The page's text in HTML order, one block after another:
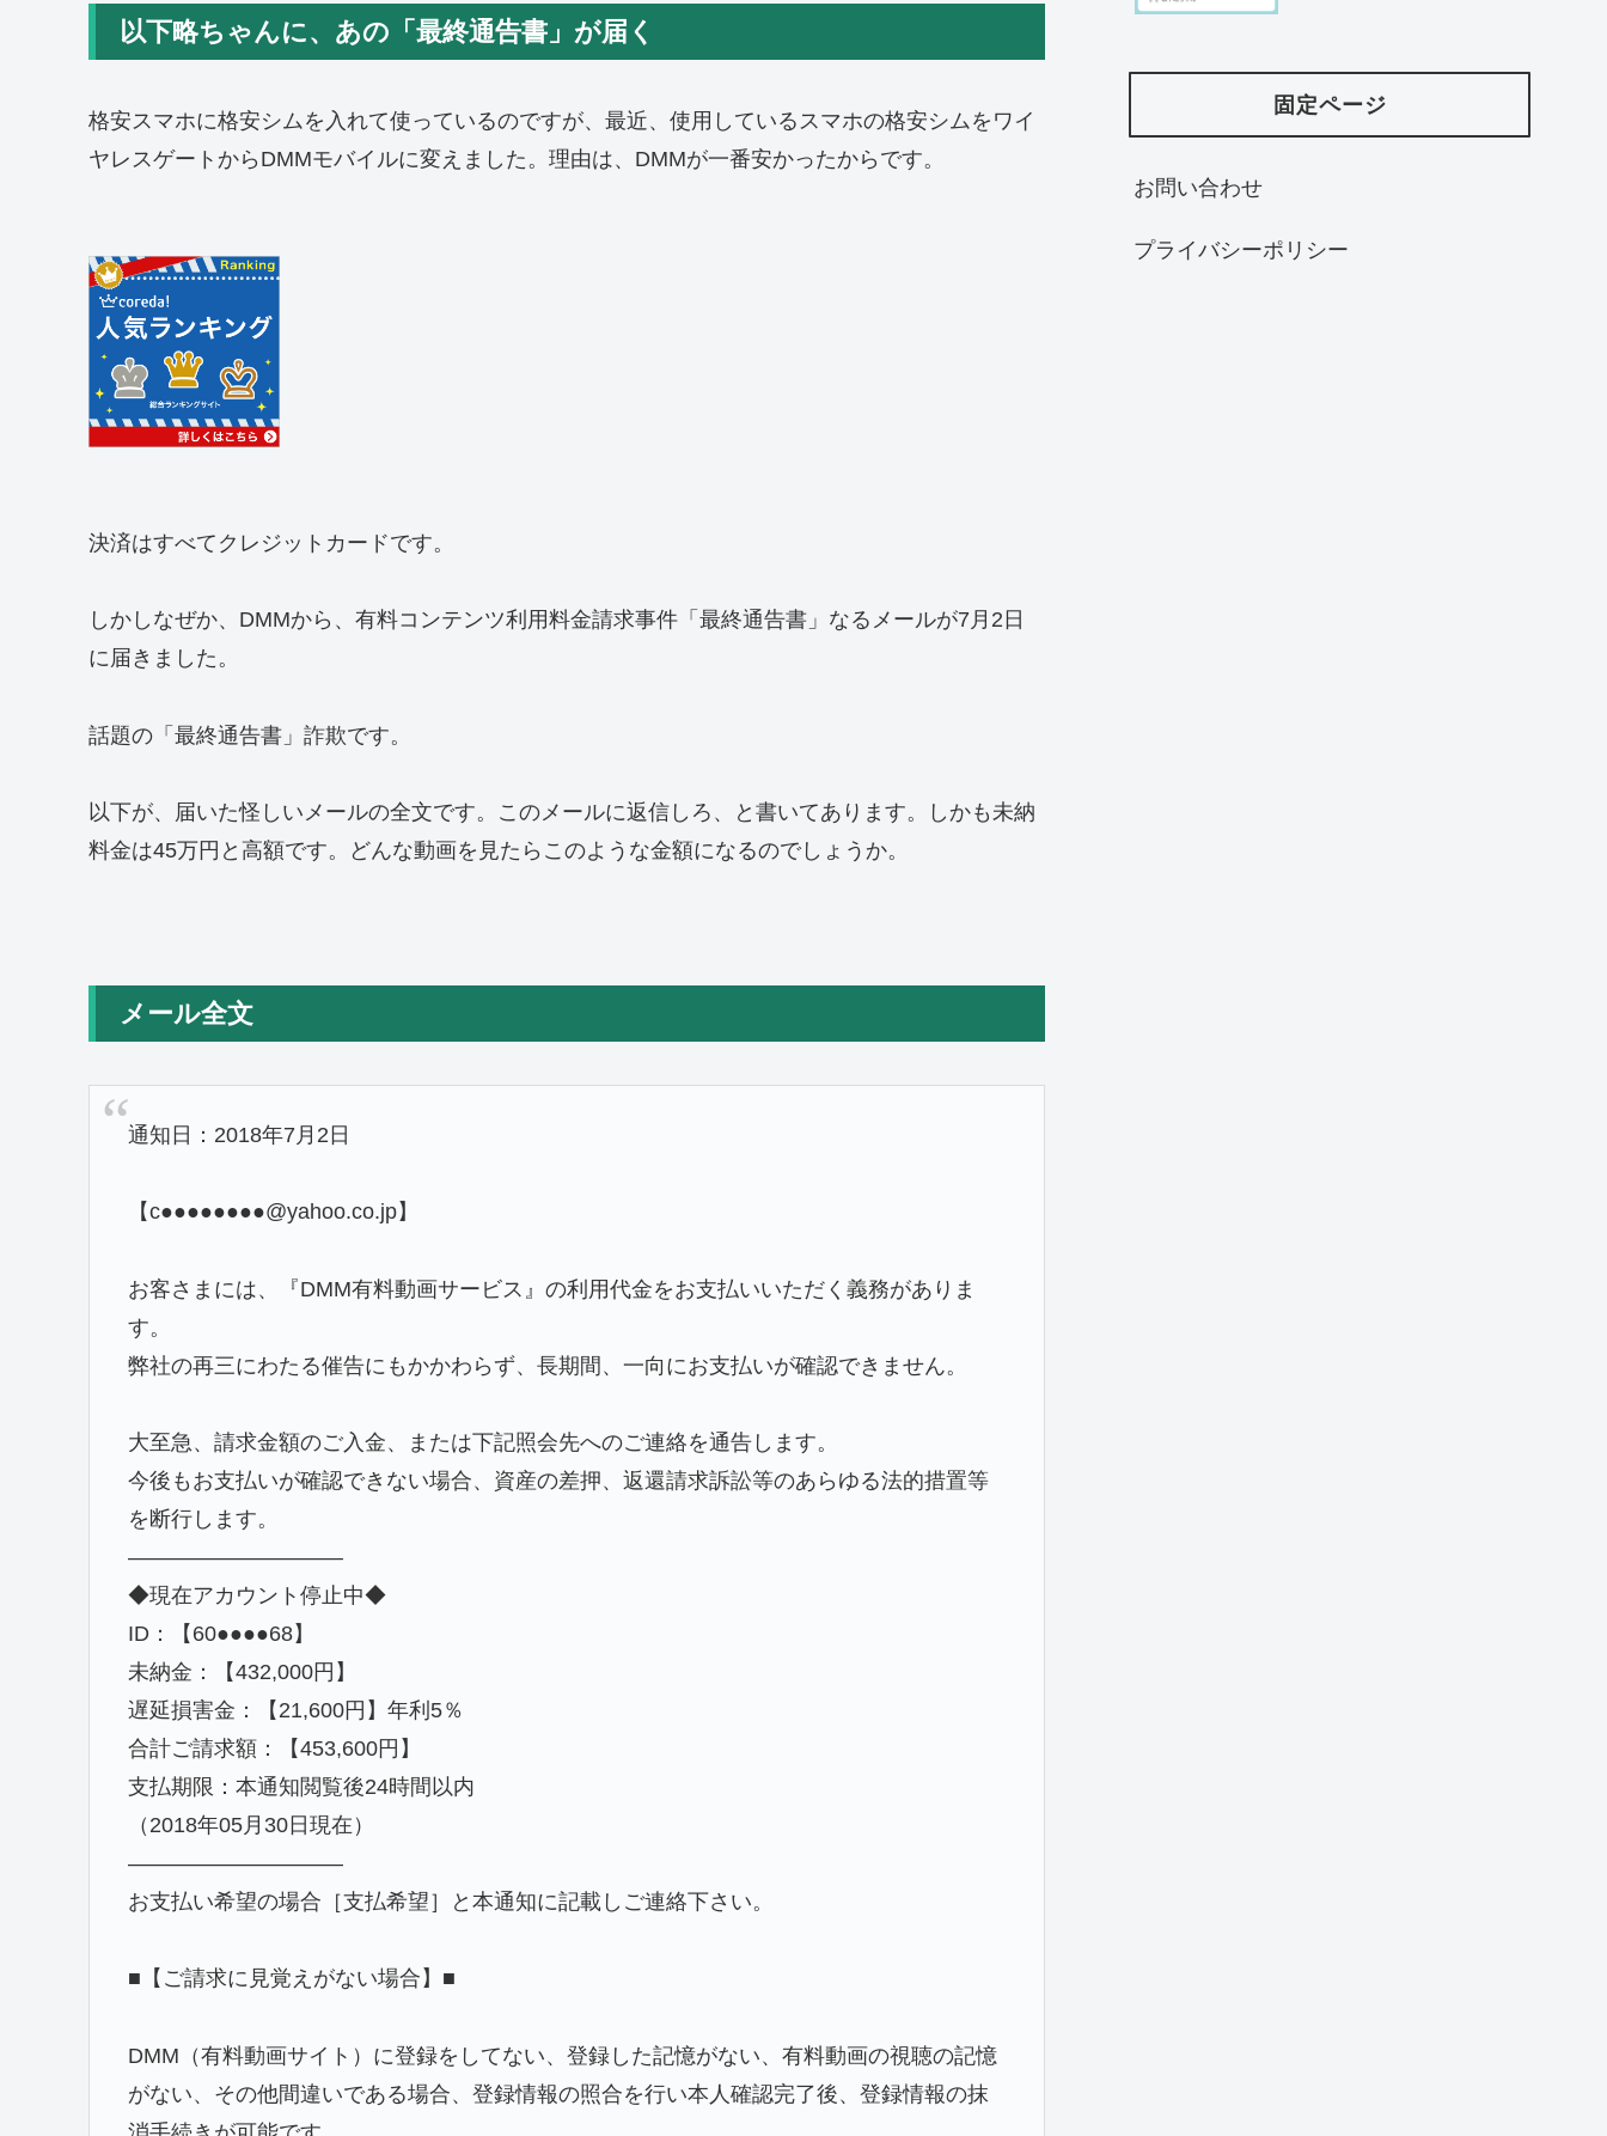
以下略ちゃんに、あの「最終通告書」が届く
格安スマホに格安シムを入れて使っているのですが、最近、使用しているスマホの格安シムをワイ
ヤレスゲートからDMMモバイルに変えました。理由は、DMMが一番安かったからです。
決済はすべてクレジットカードです。
しかしなぜか、DMMから、有料コンテンツ利用料金請求事件「最終通告書」なるメールが7月2日
に届きました。
話題の「最終通告書」詐欺です。
以下が、届いた怪しいメールの全文です。このメールに返信しろ、と書いてあります。しかも未納
料金は45万円と高額です。どんな動画を見たらこのような金額になるのでしょうか。
メール全文
通知日：2018年7月2日
【c●●●●●●●●@yahoo.co.jp】
お客さまには、『DMM有料動画サービス』の利用代金をお支払いいただく義務がありま
す。
弊社の再三にわたる催告にもかかわらず、長期間、一向にお支払いが確認できません。
大至急、請求金額のご入金、または下記照会先へのご連絡を通告します。
今後もお支払いが確認できない場合、資産の差押、返還請求訴訟等のあらゆる法的措置等
を断行します。
——————————
◆現在アカウント停止中◆
ID：【60●●●●68】
未納金：【432,000円】
遅延損害金：【21,600円】年利5％
合計ご請求額：【453,600円】
支払期限：本通知閲覧後24時間以内
（2018年05月30日現在）
——————————
お支払い希望の場合［支払希望］と本通知に記載しご連絡下さい。
■【ご請求に見覚えがない場合】■
DMM（有料動画サイト）に登録をしてない、登録した記憶がない、有料動画の視聴の記憶
がない、その他間違いである場合、登録情報の照合を行い本人確認完了後、登録情報の抹
固定ページ
お問い合わせ
プライバシーポリシー